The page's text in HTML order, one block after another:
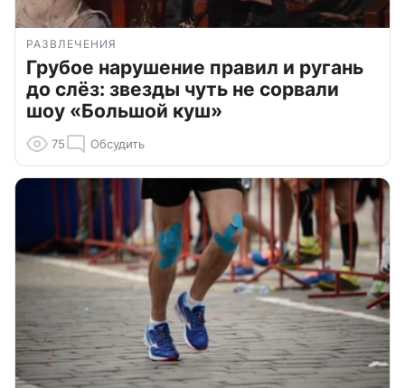
РАЗВЛЕЧЕНИЯ
Грубое нарушение правил и ругань
до слёз: звезды чуть не сорвали
шоу «Большой куш»
75 Обсудить